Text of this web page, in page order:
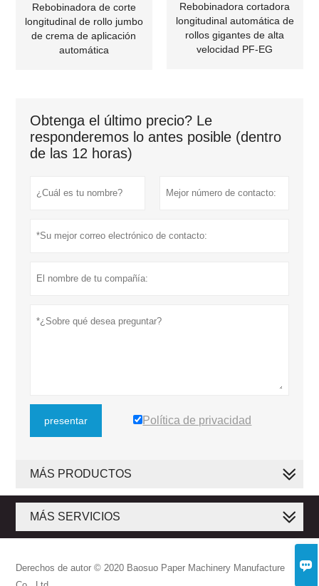

Rebobinadora de corte
longitudinal de rollo jumbo
de crema de aplicación
automática
Rebobinadora cortadora
longitudinal automática de
rollos gigantes de alta
velocidad PF-EG
Obtenga el último precio? Le
responderemos lo antes posible (dentro
de las 12 horas)
presentar Política de privacidad
MÁS PRODUCTOS
MÁS SERVICIOS
Derechos de autor © 2020 Baosuo Paper Machinery Manufacture